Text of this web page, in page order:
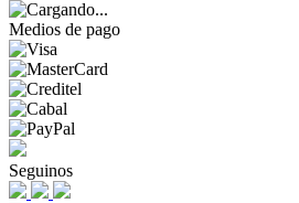
Medios de pago
Seguinos